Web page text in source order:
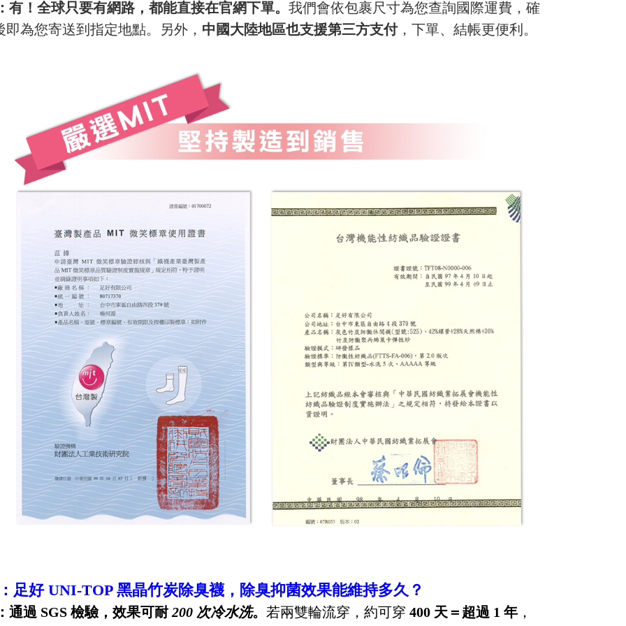
有！全球只要有網路，都能直接在官網下單。 我們會依包裹尺寸為您查詢國際運費，確
即為您寄送到指定地點。另外， 中國大陸地區也支援第三方支付，下單、結帳更便利。
足好 UNI-TOP 黑晶竹炭除臭襪，除臭抑菌效果能維持多久？
通過 SGS 檢驗，效果可耐 200 次冷水洗。 若兩雙輪流穿，約可穿 400 天＝超過 1 年 ，